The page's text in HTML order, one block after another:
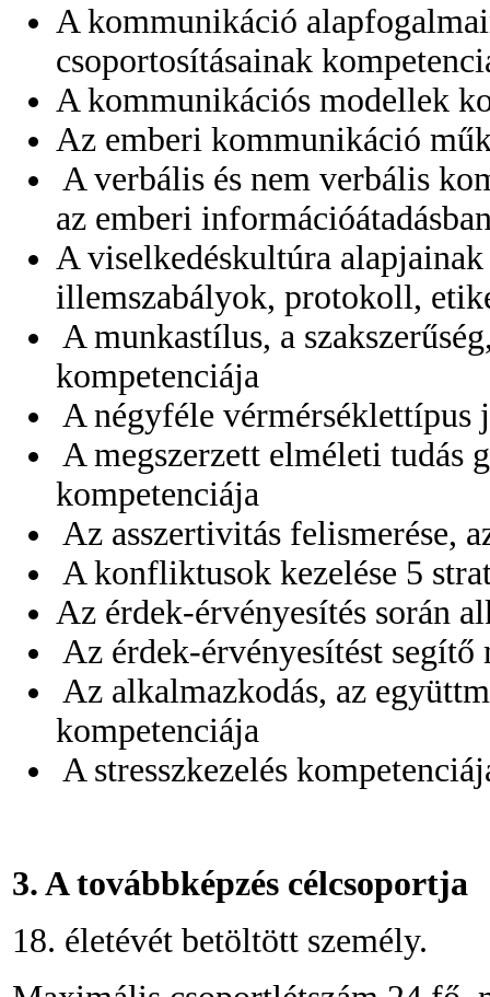
A kommunikáció
csoportosításainak
A kommunikációs modellek
Az emberi kommunikáció
A verbális és nem verbális
az emberi
A viselkedéskultúra
illemszabályok, protokoll,
A munkastílus, a
kompetenciája
A négyféle vérmérséklettípus
A megszerzett elméleti tudás
kompetenciája
Az asszertivitás felismerése,
A konfliktusok kezelése 5
Az érdek-érvényesítés során
Az érdek-érvényesítést
Az alkalmazkodás, az
kompetenciája
A stresszkezelés
3. A továbbképzés célcsoportja
18. életévét betöltött személy.